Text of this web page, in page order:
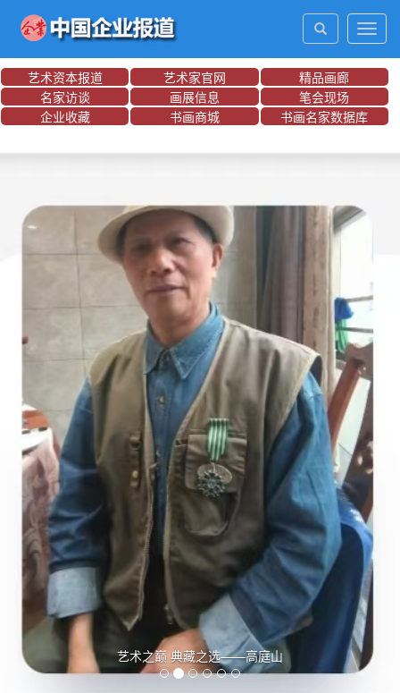
艺术资本报道
艺术家官网
精品画廊
名家访谈
画展信息
笔会现场
企业收藏
书画商城 书画名家数据库
艺术之巅 典藏之选——高庭山